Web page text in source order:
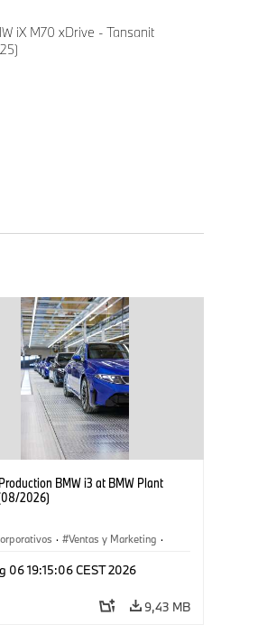
iX M70 xDrive - Tansanit
BMW i3 at BMW Plant
2026)
· Ventas y Marketing ·
06 19:15:06 CEST 2026
9,43 MB